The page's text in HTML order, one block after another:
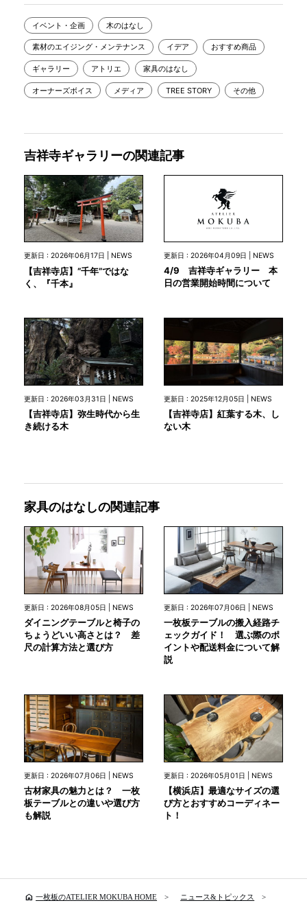
イベント・企画 木のはなし
素材のエイジング・メンテナンス イデア おすすめ商品
ギャラリー アトリエ 家具のはなし
オーナーズボイス メディア TREE STORY その他
吉祥寺ギャラリーの関連記事
更新日 : 2026年06月17日 | NEWS
【吉祥寺店】”千年”ではな
く、『千本』
更新日 : 2026年04月09日 | NEWS
4/9 吉祥寺ギャラリー 本
日の営業開始時間について
更新日 : 2026年03月31日 | NEWS
【吉祥寺店】弥生時代から生
き続ける木
更新日 : 2025年12月05日 | NEWS
【吉祥寺店】紅葉する木、し
ない木
家具のはなしの関連記事
更新日 : 2026年08月05日 | NEWS
ダイニングテーブルと椅子の
ちょうどいい高さとは？ 差
尺の計算方法と選び方
更新日 : 2026年07月06日 | NEWS
一枚板テーブルの搬入経路チ
ェックガイド！ 選ぶ際のポ
イントや配送料金について解
説
更新日 : 2026年07月06日 | NEWS
古材家具の魅力とは？ 一枚
板テーブルとの違いや選び方
も解説
更新日 : 2026年05月01日 | NEWS
【横浜店】最適なサイズの選
び方とおすすめコーディネー
ト！
home 一枚板のATELIER MOKUBA HOME ニュース&トピックス